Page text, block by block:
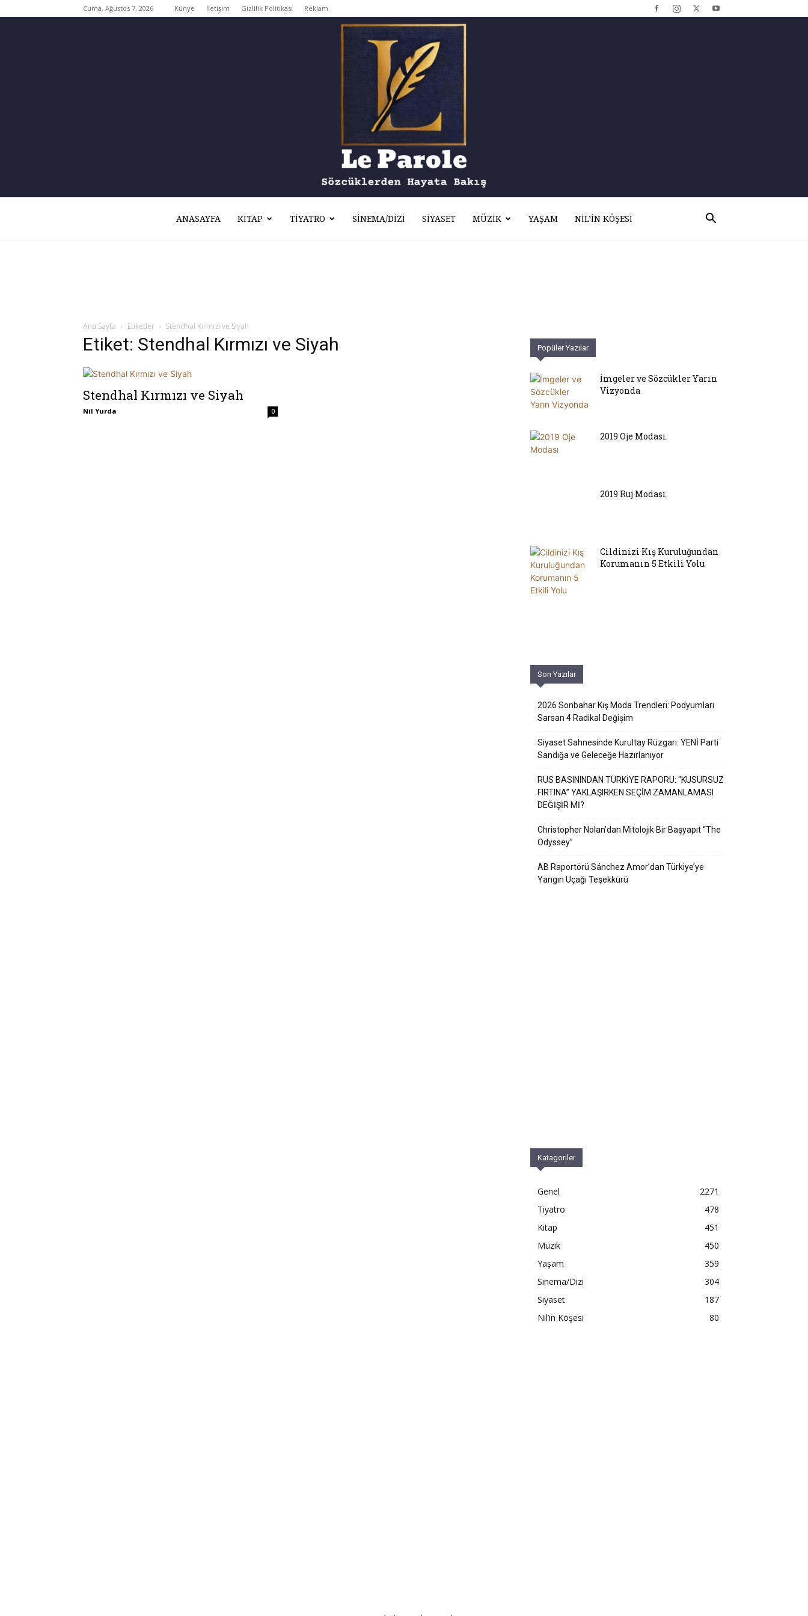
Cuma, Ağustos 7, 2026 Künye İletişim Gizlilik Politikası Reklam
ANASAYFA KITAP TIYATRO SINEMA/DIZI SIYASET MÜZIK YAŞAM NIL’IN KÖŞESI
Ana Sayfa Etiketler Stendhal Kırmızı ve Siyah
Etiket: Stendhal Kırmızı ve Siyah
Stendhal Kırmızı ve Siyah
Nil Yurda 0
Popüler Yazılar
İmgeler ve Sözcükler Yarın
Vizyonda
2019 Oje Modası
2019 Ruj Modası
Cildinizi Kış Kuruluğundan
Korumanın 5 Etkili Yolu
Son Yazılar
2026 Sonbahar Kış Moda Trendleri: Podyumları
Sarsan 4 Radikal Değişim
Siyaset Sahnesinde Kurultay Rüzgarı: YENİ Parti
Sandığa ve Geleceğe Hazırlanıyor
RUS BASININDAN TÜRKİYE RAPORU: “KUSURSUZ
FIRTINA” YAKLAŞIRKEN SEÇİM ZAMANLAMASI
DEĞİŞİR Mİ?
Christopher Nolan’dan Mitolojik Bir Başyapıt “The
Odyssey”
AB Raportörü Sánchez Amor’dan Türkiye’ye
Yangın Uçağı Teşekkürü
Katagoriler
Genel
2271
Tiyatro
478
Kitap
451
Müzik
450
Yaşam
359
Sinema/Dizi
304
Siyaset
187
Nil’in Köşesi
80